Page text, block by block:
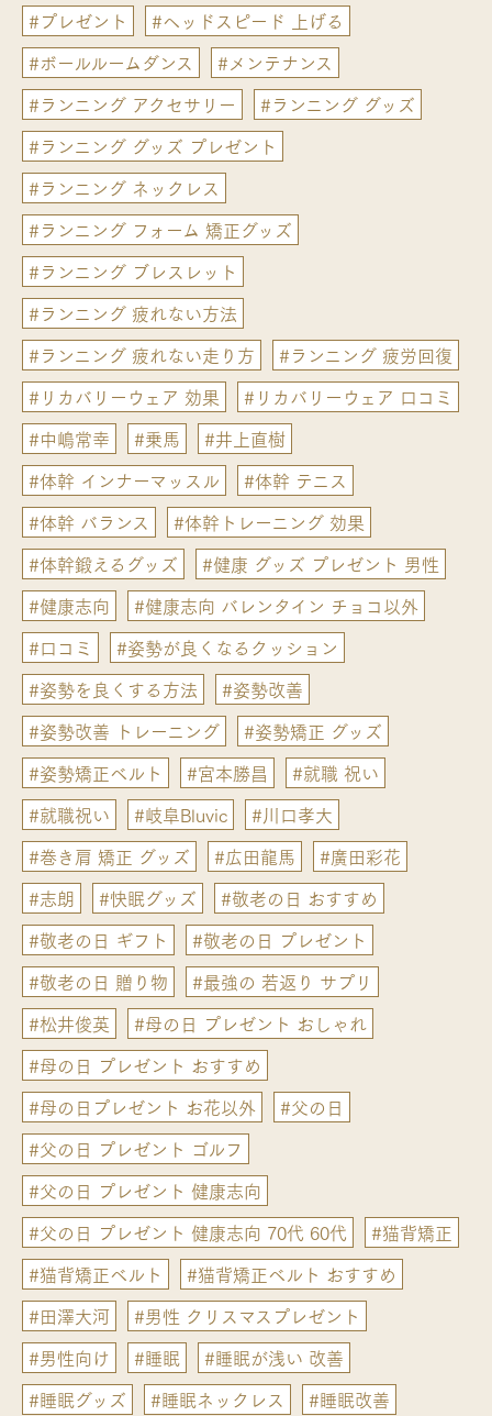
#プレゼント
#ヘッドスピード 上げる
#ボールルームダンス
#メンテナンス
#ランニング アクセサリー
#ランニング グッズ
#ランニング グッズ プレゼント
#ランニング ネックレス
#ランニング フォーム 矯正グッズ
#ランニング ブレスレット
#ランニング 疲れない方法
#ランニング 疲れない走り方
#ランニング 疲労回復
#リカバリーウェア 効果
#リカバリーウェア 口コミ
#中嶋常幸
#乗馬
#井上直樹
#体幹 インナーマッスル
#体幹 テニス
#体幹 バランス
#体幹トレーニング 効果
#体幹鍛えるグッズ
#健康 グッズ プレゼント 男性
#健康志向
#健康志向 バレンタイン チョコ以外
#口コミ
#姿勢が良くなるクッション
#姿勢を良くする方法
#姿勢改善
#姿勢改善 トレーニング
#姿勢矯正 グッズ
#姿勢矯正ベルト
#宮本勝昌
#就職 祝い
#就職祝い
#岐阜Bluvic
#川口孝大
#巻き肩 矯正 グッズ
#広田龍馬
#廣田彩花
#志朗
#快眠グッズ
#敬老の日 おすすめ
#敬老の日 ギフト
#敬老の日 プレゼント
#敬老の日 贈り物
#最強の 若返り サプリ
#松井俊英
#母の日 プレゼント おしゃれ
#母の日 プレゼント おすすめ
#母の日プレゼント お花以外
#父の日
#父の日 プレゼント ゴルフ
#父の日 プレゼント 健康志向
#父の日 プレゼント 健康志向 70代 60代
#猫背矯正
#猫背矯正ベルト
#猫背矯正ベルト おすすめ
#田澤大河
#男性 クリスマスプレゼント
#男性向け
#睡眠
#睡眠が浅い 改善
#睡眠グッズ
#睡眠ネックレス
#睡眠改善